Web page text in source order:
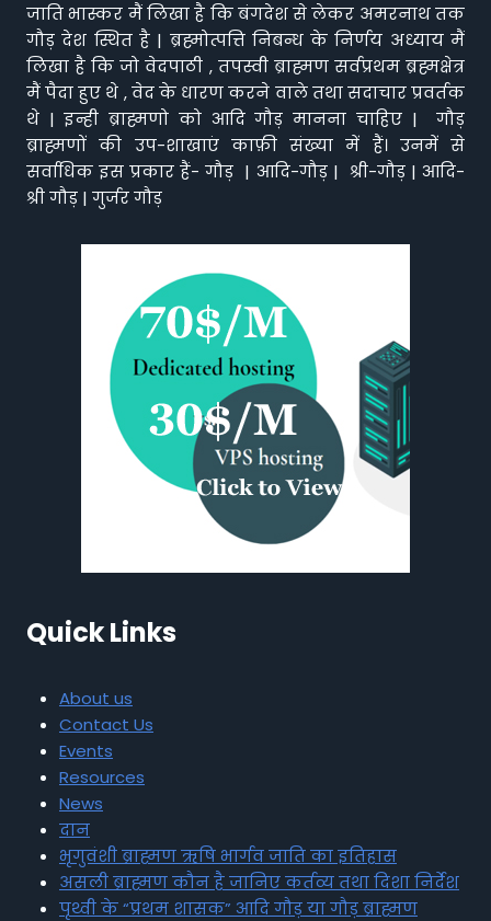
जाति भास्कर मैं लिखा है कि बंगदेश से लेकर अमरनाथ तक
गौड़ देश स्थित है | ब्रह्मोत्पत्ति निबन्ध के निर्णय अध्याय मैं
लिखा है कि जो वेदपाठी , तपस्वी ब्राह्मण सर्वप्रथम ब्रह्मक्षेत्र
मैं पैदा हुए थे , वेद के धारण करने वाले तथा सदाचार प्रवर्तक
थे | इन्ही ब्राह्मणो को आदि गौड़ मानना चाहिए | गौड़
ब्राह्मणों की उप-शाखाएं काफ़ी संख्या में हैं। उनमें से
सर्वाधिक इस प्रकार हैं- गौड़ | आदि-गौड़ | श्री-गौड़ | आदि-
श्री गौड़ | गुर्जर गौड़
Quick Links
About us
Contact Us
Events
Resources
News
दान
भृगुवंशी ब्राह्मण ऋषि भार्गव जाति का इतिहास
असली ब्राह्मण कौन है जानिए कर्तव्य तथा दिशा निर्देश
पृथ्वी के “प्रथम शासक” आदि गौड़ या गौड़ ब्राह्मण